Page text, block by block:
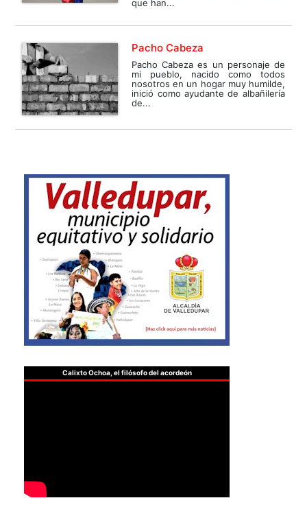
que han...
Pacho Cabeza
Pacho Cabeza es un personaje de
mi pueblo, nacido como todos
nosotros en un hogar muy humilde,
inició como ayudante de albañilería
de...
Calixto Ochoa, el filósofo del acordeón